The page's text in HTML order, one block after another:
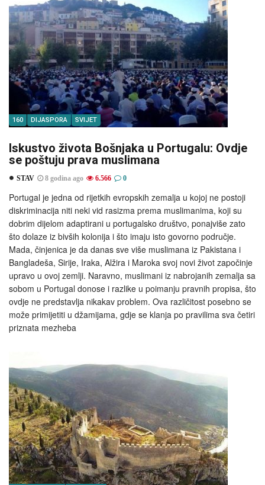
160 DIJASPORA SVIJET
Iskustvo života Bošnjaka u Portugalu: Ovdje
se poštuju prava muslimana
STAV 8 godina ago 6.566 0
Portugal je jedna od rijetkih evropskih zemalja u kojoj ne postoji
diskriminacija niti neki vid rasizma prema muslimanima, koji su
dobrim dijelom adaptirani u portugalsko društvo, ponajviše zato
što dolaze iz bivših kolonija i što imaju isto govorno područje.
Mada, činjenica je da danas sve više muslimana iz Pakistana i
Bangladeša, Sirije, Iraka, Alžira i Maroka svoj novi život započinje
upravo u ovoj zemlji. Naravno, muslimani iz nabrojanih zemalja sa
sobom u Portugal donose i razlike u poimanju pravnih propisa, što
ovdje ne predstavlja nikakav problem. Ova različitost posebno se
može primijetiti u džamijama, gdje se klanja po pravilima sva četiri
priznata mezheba